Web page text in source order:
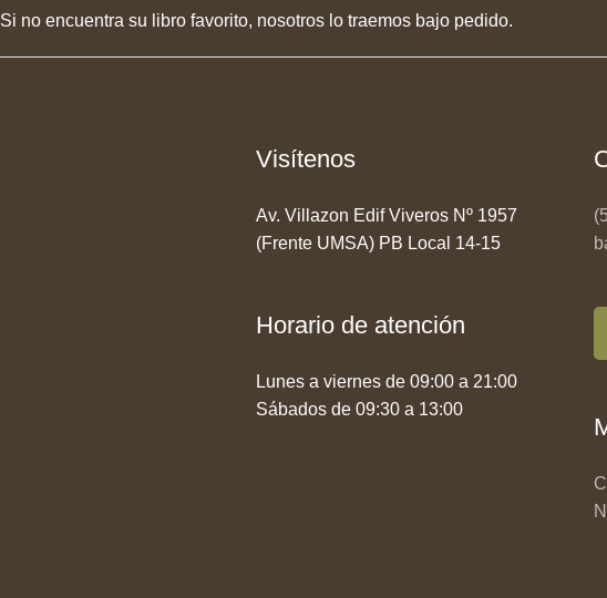
Si no encuentra su libro favorito, nosotros lo traemos bajo pedido.
Visítenos
Av. Villazon Edif Viveros Nº 1957
(Frente UMSA) PB Local 14-15
Horario de atención
Lunes a viernes de 09:00 a 21:00
Sábados de 09:30 a 13:00